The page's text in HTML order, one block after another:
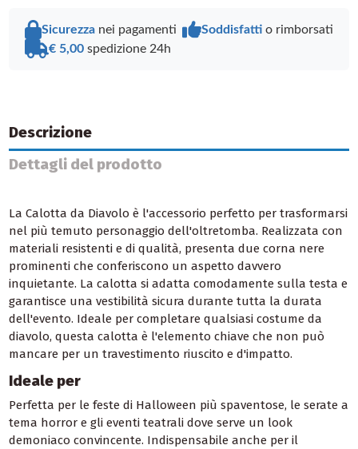
Sicurezza nei pagamenti Soddisfattio rimborsati
€ 5,00 spedizione 24h
Descrizione
Dettagli del prodotto
La Calotta da Diavolo è l'accessorio perfetto per trasformarsi
nel più temuto personaggio dell'oltretomba. Realizzata con
materiali resistenti e di qualità, presenta due corna nere
prominenti che conferiscono un aspetto davvero
inquietante. La calotta si adatta comodamente sulla testa e
garantisce una vestibilità sicura durante tutta la durata
dell'evento. Ideale per completare qualsiasi costume da
diavolo, questa calotta è l'elemento chiave che non può
mancare per un travestimento riuscito e d'impatto.
Ideale per
Perfetta per le feste di Halloween più spaventose, le serate a
tema horror e gli eventi teatrali dove serve un look
demoniaco convincente. Indispensabile anche per il